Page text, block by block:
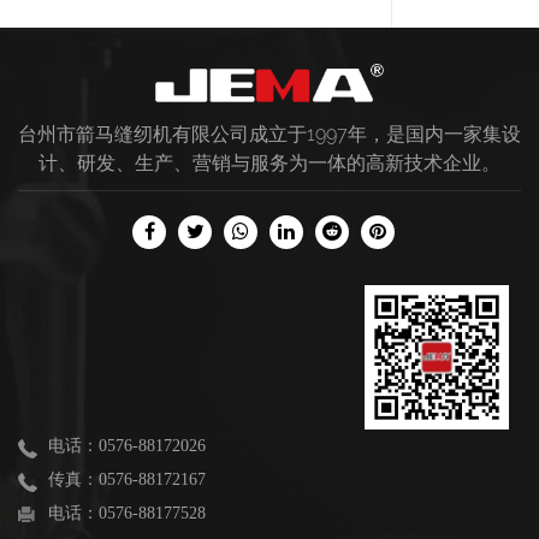
台州市箭马缝纫机有限公司成立于1997年，是国内一家集设
计、研发、生产、营销与服务为一体的高新技术企业。
电话：0576-88172026
传真：0576-88172167
电话：0576-88177528